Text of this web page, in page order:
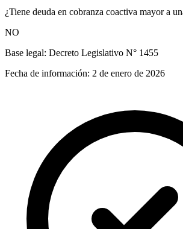
¿Tiene deuda en cobranza coactiva mayor a
NO
Base legal: Decreto Legislativo N° 1455
Fecha de información: 2 de enero de 2026